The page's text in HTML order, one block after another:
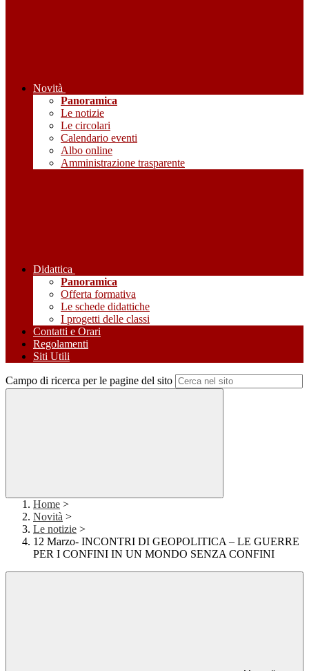
Novità
Panoramica
Le notizie
Le circolari
Calendario eventi
Albo online
Amministrazione trasparente
Didattica
Panoramica
Offerta formativa
Le schede didattiche
I progetti delle classi
Contatti e Orari
Regolamenti
Siti Utili
Campo di ricerca per le pagine del sito
Home >
Novità >
Le notizie >
12 Marzo- INCONTRI DI GEOPOLITICA – LE GUERRE
PER I CONFINI IN UN MONDO SENZA CONFINI